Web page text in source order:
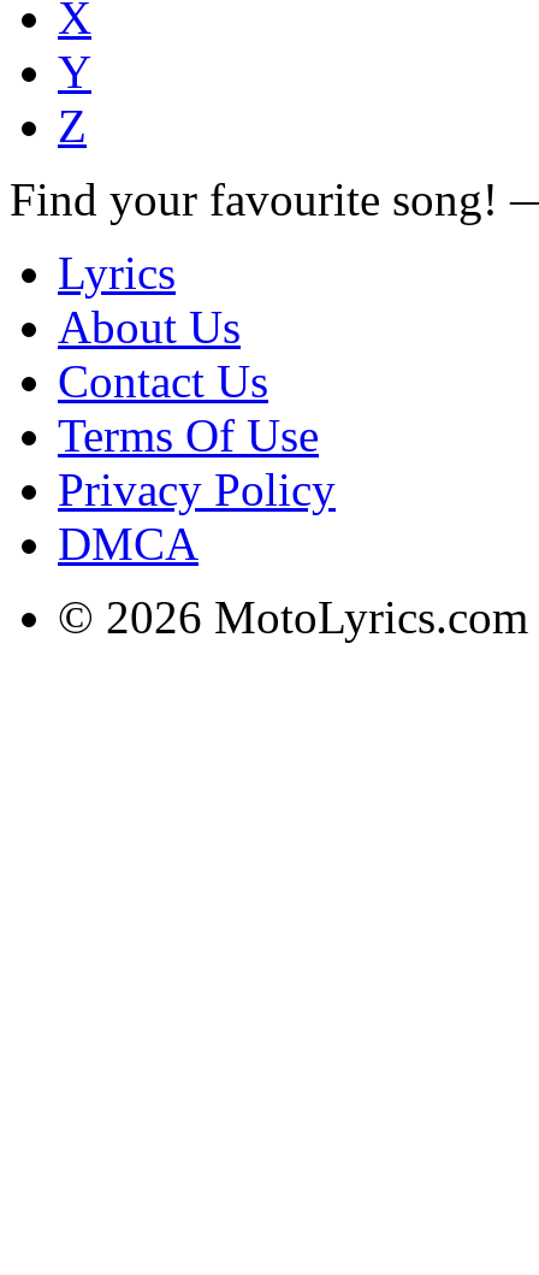
X
Y
Z
Find your favourite song!
Lyrics
About Us
Contact Us
Terms Of Use
Privacy Policy
DMCA
© 2026 MotoLyrics.com